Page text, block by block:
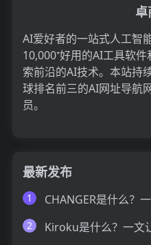
AI爱好者的一站式人工智
10,000⁺好用的AI工具软
索前沿的AI技术。本站持
球排名前三的AI网址导航
员。
最新发布
1
2